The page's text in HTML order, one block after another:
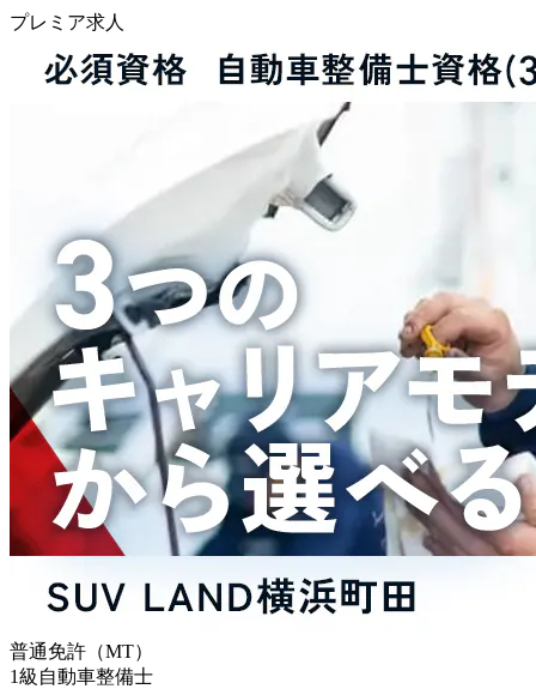
プレミア求人
普通免許（MT）
1級自動車整備士